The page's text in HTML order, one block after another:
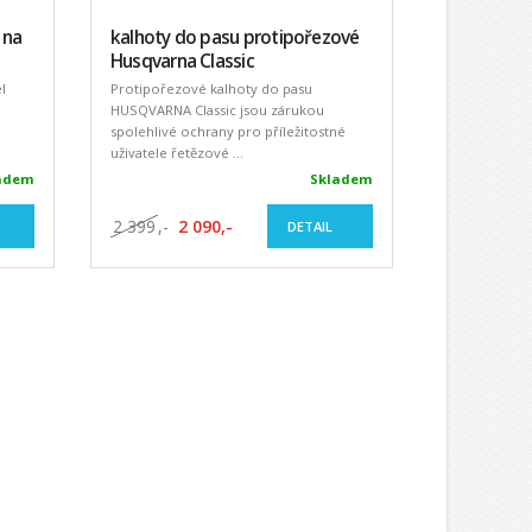
kalhoty do pasu protipořezové
Husqvarna Classic
Protipořezové kalhoty do pasu
HUSQVARNA Classic jsou zárukou
spolehlivé ochrany pro příležitostné
uživatele řetězové ...
Skladem
2 399 ,- 2 090,- DETAIL